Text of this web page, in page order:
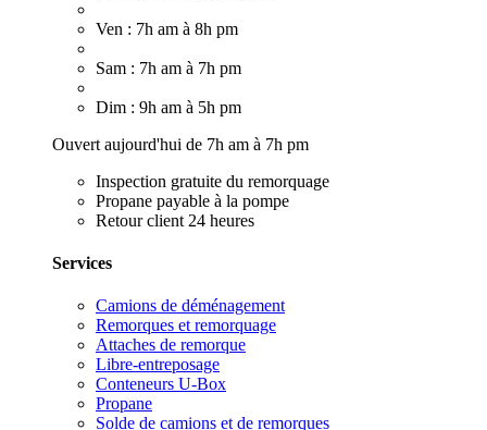
Ven : 7h am à 8h pm
Sam : 7h am à 7h pm
Dim : 9h am à 5h pm
Ouvert aujourd'hui de 7h am à 7h pm
Inspection gratuite du remorquage
Propane payable à la pompe
Retour client 24 heures
Services
Camions de déménagement
Remorques et remorquage
Attaches de remorque
Libre-entreposage
Conteneurs U-Box
Propane
Solde de camions et de remorques